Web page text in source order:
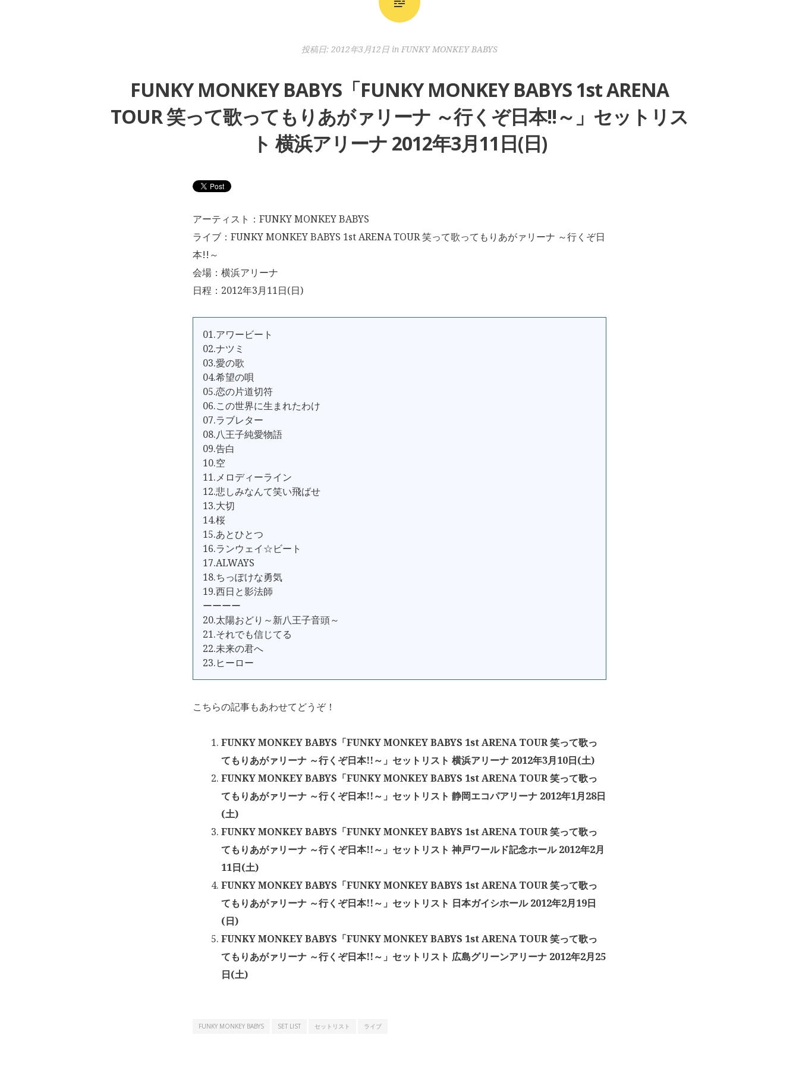
投稿日: 2012年3月12日 in FUNKY MONKEY BABYS
FUNKY MONKEY BABYS「FUNKY MONKEY BABYS 1st ARENA
TOUR 笑って歌ってもりあがァリーナ ～行くぞ日本!!～」セットリス
ト 横浜アリーナ 2012年3月11日(日)
アーティスト：FUNKY MONKEY BABYS
ライブ：FUNKY MONKEY BABYS 1st ARENA TOUR 笑って歌ってもりあがァリーナ ～行くぞ日
本!!～
会場：横浜アリーナ
日程：2012年3月11日(日)
01.アワービート
02.ナツミ
03.愛の歌
04.希望の唄
05.恋の片道切符
06.この世界に生まれたわけ
07.ラブレター
08.八王子純愛物語
09.告白
10.空
11.メロディーライン
12.悲しみなんて笑い飛ばせ
13.大切
14.桜
15.あとひとつ
16.ランウェイ☆ビート
17.ALWAYS
18.ちっぽけな勇気
19.西日と影法師
ーーーー
20.太陽おどり～新八王子音頭～
21.それでも信じてる
22.未来の君へ
23.ヒーロー
こちらの記事もあわせてどうぞ！
FUNKY MONKEY BABYS「FUNKY MONKEY BABYS 1st ARENA TOUR 笑って歌っ
てもりあがァリーナ ～行くぞ日本!!～」セットリスト 横浜アリーナ 2012年3月10日(土)
FUNKY MONKEY BABYS「FUNKY MONKEY BABYS 1st ARENA TOUR 笑って歌っ
てもりあがァリーナ ～行くぞ日本!!～」セットリスト 静岡エコパアリーナ 2012年1月28日
(土)
FUNKY MONKEY BABYS「FUNKY MONKEY BABYS 1st ARENA TOUR 笑って歌っ
てもりあがァリーナ ～行くぞ日本!!～」セットリスト 神戸ワールド記念ホール 2012年2月
11日(土)
FUNKY MONKEY BABYS「FUNKY MONKEY BABYS 1st ARENA TOUR 笑って歌っ
てもりあがァリーナ ～行くぞ日本!!～」セットリスト 日本ガイシホール 2012年2月19日
(日)
FUNKY MONKEY BABYS「FUNKY MONKEY BABYS 1st ARENA TOUR 笑って歌っ
てもりあがァリーナ ～行くぞ日本!!～」セットリスト 広島グリーンアリーナ 2012年2月25
日(土)
FUNKY MONKEY BABYS SET LIST セットリスト ライブ